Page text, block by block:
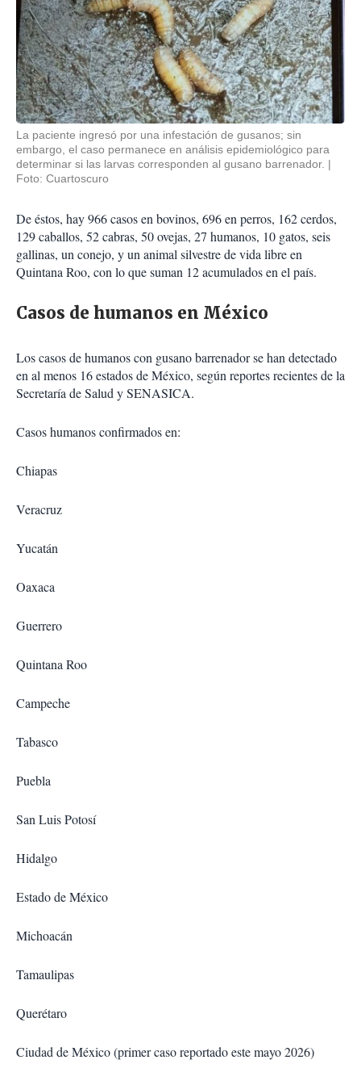
La paciente ingresó por una infestación de gusanos; sin
embargo, el caso permanece en análisis epidemiológico para
determinar si las larvas corresponden al gusano barrenador.
Foto: Cuartoscuro
De éstos, hay 966 casos en bovinos, 696 en perros, 162 cerdos,
129 caballos, 52 cabras, 50 ovejas, 27 humanos, 10 gatos, seis
gallinas, un conejo, y un animal silvestre de vida libre en
Quintana Roo, con lo que suman 12 acumulados en el país.
Casos de humanos en México
Los casos de humanos con gusano barrenador se han detectado
en al menos 16 estados de México, según reportes recientes de la
Secretaría de Salud y SENASICA.
Casos humanos confirmados en:
Chiapas
Veracruz
Yucatán
Oaxaca
Guerrero
Quintana Roo
Campeche
Tabasco
Puebla
San Luis Potosí
Hidalgo
Estado de México
Michoacán
Tamaulipas
Querétaro
Ciudad de México (primer caso reportado este mayo 2026)